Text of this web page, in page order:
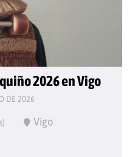
2026 en Vigo
DE 2026
Vigo